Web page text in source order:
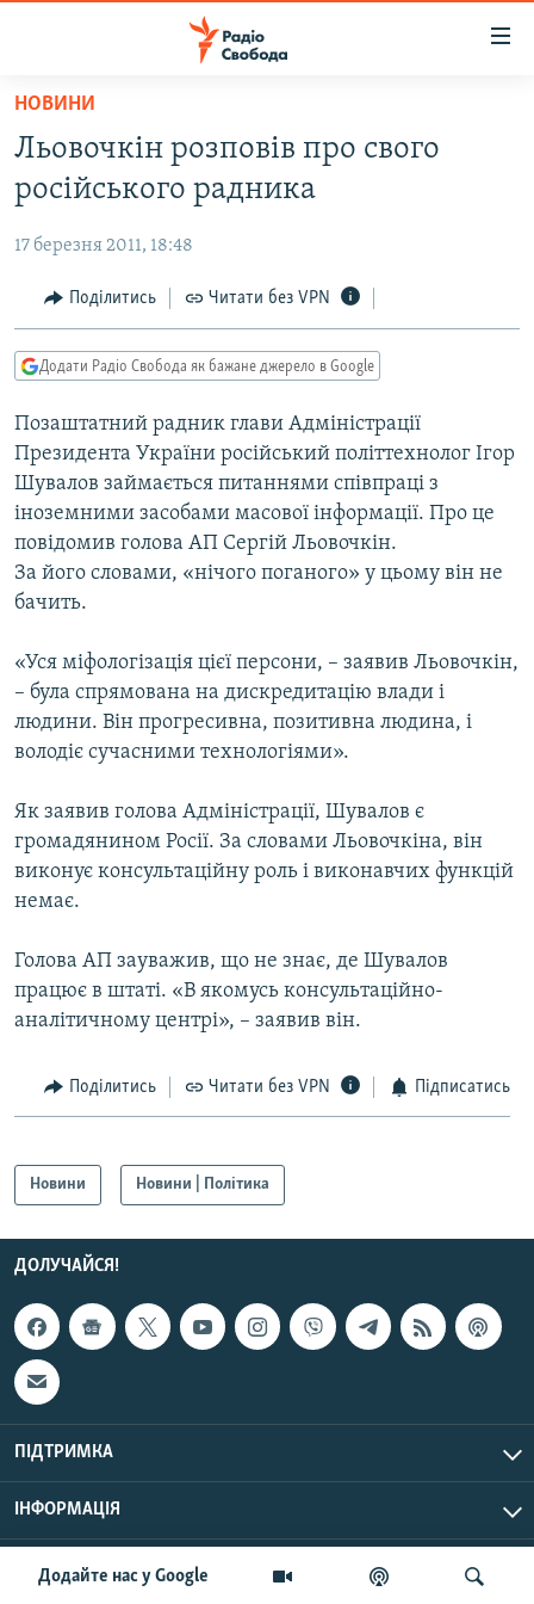
Перейти
основного
матеріалу
Перейти
до
навігації
Перейти
до
СТАТТІ
ПОЛІТИКА
ЕКОНОМІКА
КУЛЬТУРА
СПОРТ
СВІТ
ВІЙНА
РОСІЙСЬКА «ФІЛЬТРАЦІЯ»
КРИМ.РЕАЛІЇ
ТИ ЯК?
СХЕМИ
КИТАЙ.ВИКЛИКИ
МУЛЬТИМЕДІА
ФОТО
ПОДКАСТИ
КРИМ РЕАЛІЇ
УКР
КТАТ
Усі сайти RFE/RL
Додайте нас у Google
НОВИНИ
Льовочкін розповів про свого
російського радника
17 березня 2011, 18:48
Поділитись Читати без VPN
Додати Радіо Свобода як бажане джерело в Google
Позаштатний радник глави Адміністрації
Президента України російський політтехнолог Ігор
Шувалов займається питаннями співпраці з
іноземними засобами масової інформації. Про це
повідомив голова АП Сергій Льовочкін.
За його словами, «нічого поганого» у цьому він не
бачить.
«Уся міфологізація цієї персони, – заявив Льовочкін,
– була спрямована на дискредитацію влади і
людини. Він прогресивна, позитивна людина, і
володіє сучасними технологіями».
Як заявив голова Адміністрації, Шувалов є
громадянином Росії. За словами Льовочкіна, він
виконує консультаційну роль і виконавчих функцій
немає.
Голова АП зауважив, що не знає, де Шувалов
працює в штаті. «В якомусь консультаційно-
аналітичному центрі», – заявив він.
Поділитись Читати без VPN Підписатись
Новини Новини | Політика
ДОЛУЧАЙСЯ!
ПІДТРИМКА
ІНФОРМАЦІЯ
© Радіо Свобода, 2026 | Усі права застережено.
UTC+3